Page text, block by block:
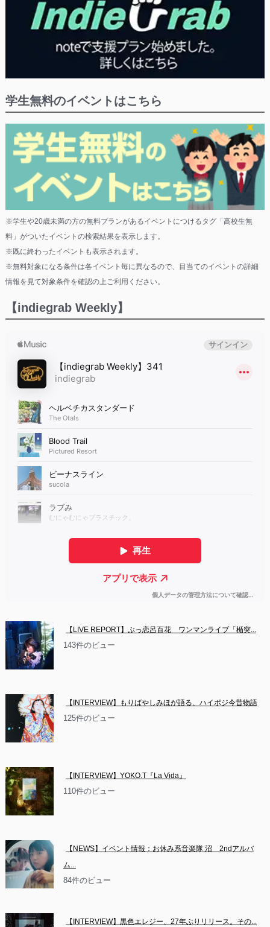
学生無料のイベントはこちら
※学生や20歳未満の方の無料プランがあるイベントにつけるタグ「高校生無
料」がついたイベントの検索結果を表示します。
※既に終わったイベントも表示されます。
※無料対象になる条件は各イベント毎に異なるので、目当てのイベントの詳細
情報を見て対象条件を確認の上ご利用ください。
【indiegrab Weekly】
【LIVE REPORT】ぶっ恋呂百花　ワンマンライブ「楯突...
143件のビュー
【INTERVIEW】もりばやしみほが語る、ハイポジ今昔物語
125件のビュー
【INTERVIEW】YOKO.T『La Vida』
110件のビュー
【NEWS】イベント情報：お休み系音楽隊 沼　2ndアルバ
ム...
84件のビュー
【INTERVIEW】黒色エレジー、27年ぶりリリース。その...